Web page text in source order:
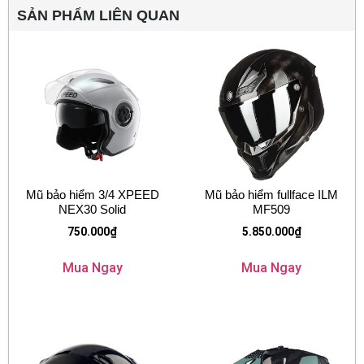
SẢN PHẨM LIÊN QUAN
Mũ bảo hiểm 3/4 XPEED
NEX30 Solid
750.000₫
Mua Ngay
Mũ bảo hiểm fullface ILM
MF509
5.850.000₫
Mua Ngay